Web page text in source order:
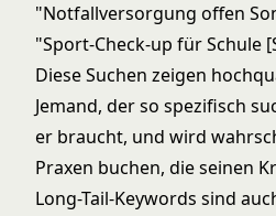
"Notfallversorgung offen
"Sport-Check-up für Schule
Diese Suchen zeigen
Jemand, der so spezifisch
er braucht, und wird
Praxen buchen, die seinen
Long-Tail-Keywords sind